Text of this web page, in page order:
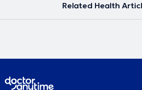
Related Health